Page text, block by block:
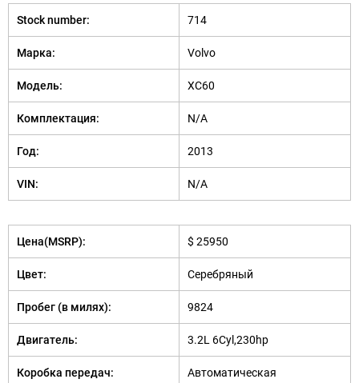
Stock number: 714
Марка: Volvo
Модель: XC60
Комплектация: N/A
Год: 2013
VIN: N/A
Цена(MSRP): $ 25950
Цвет: Серебряный
Пробег (в милях): 9824
Двигатель: 3.2L 6Cyl,230hp
Коробка передач: Автоматическая